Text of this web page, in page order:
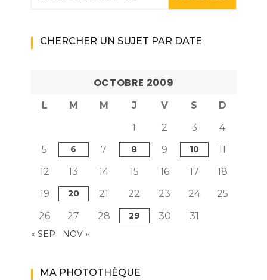
CHERCHER UN SUJET PAR DATE
OCTOBRE 2009
L M M J V S
D
1
2 3
4
5
6 7 8 9 10
11
12
13 14 15 16 17
18
19
20 21 22 23 24
25
26
27 28 29 30 31
« SEP NOV »
MA PHOTOTHÈQUE